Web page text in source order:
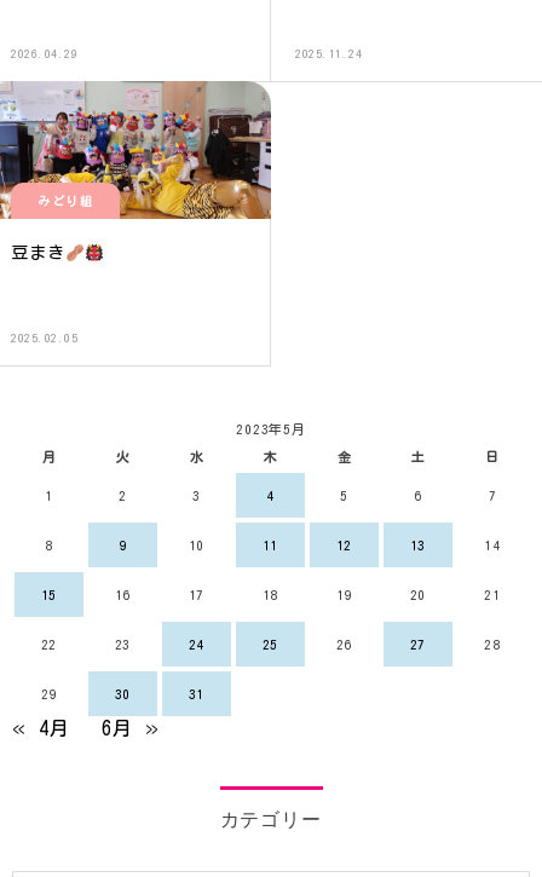
2026.04.29 2025.11.24
みどり組
豆まき
2025.02.05
2023年5月
月 火 水 木 金 土 日
1 2 3 4 5 6 7
8 9 10 11 12 13 14
15 16 17 18 19 20 21
22 23 24 25 26 27 28
29 30 31
« 4月 6月 »
カテゴリー